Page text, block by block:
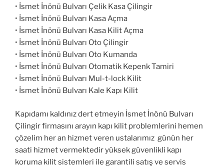
• İsmet İnönü Bulvarı Çelik Kasa Çilingir
• İsmet İnönü Bulvarı Kasa Açma
• İsmet İnönü Bulvarı Kasa Kilit Açma
• İsmet İnönü Bulvarı Oto Çilingir
• İsmet İnönü Bulvarı Oto Kumanda
• İsmet İnönü Bulvarı Otomatik Kepenk Tamiri
• İsmet İnönü Bulvarı Mul-t-lock Kilit
• İsmet İnönü Bulvarı Kale Kapı Kilit
Kapıdamı kaldınız dert etmeyin İsmet İnönü Bulvarı
Çilingir firmasını arayın kapı kilit problemlerini hemen
çözelim her an hizmet veren ustalarımız günün her
saati hizmet vermektedir yüksek güvenlikli kapı
koruma kilit sistemleri ile garantili satış ve servis